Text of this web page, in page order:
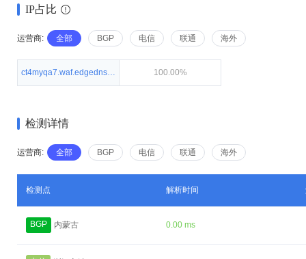
IP占比
运营商: 全部 BGP 电信 联通 海外
ct4myqa7.waf.edgedns.com.cn. 100.00%
检测详情
运营商: 全部 BGP 电信 联通 海外
检测点 解析时间
BGP 内蒙古 0.00 ms